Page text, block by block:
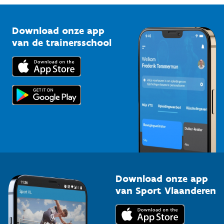
Bedrijven
Trainers en begeleiders
Topsporters
Vlaamse Trainersschool
Kennisplatform
Downloads
Voor de pers
Download onze app
van de trainersschool
Download onze app
van Sport Vlaanderen